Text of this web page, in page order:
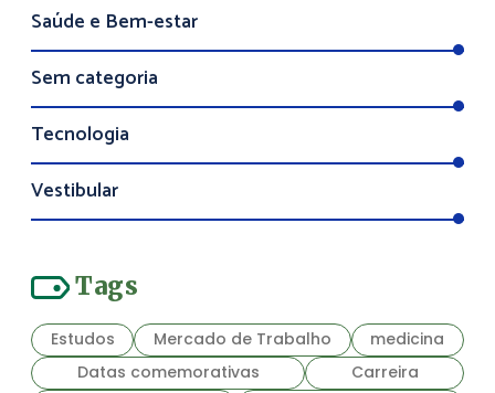
Saúde e Bem-estar
Sem categoria
Tecnologia
Vestibular
Tags
Estudos Mercado de Trabalho
medicina
Datas comemorativas
Carreira